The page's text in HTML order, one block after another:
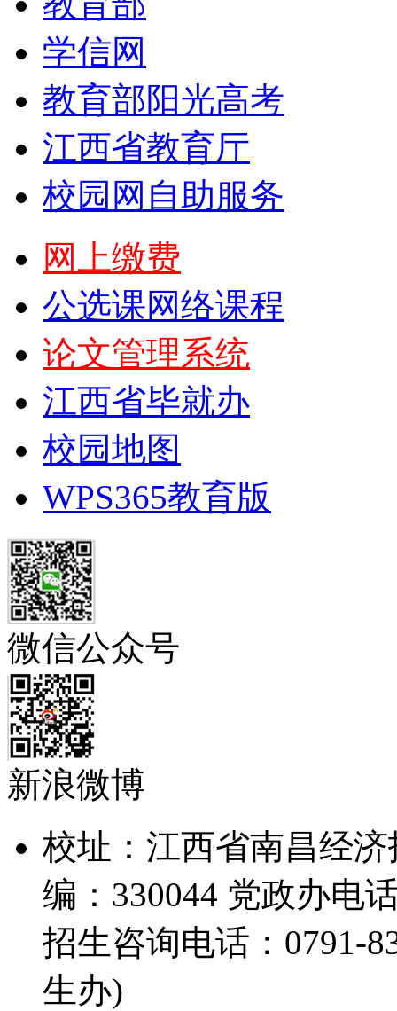
学信网
教育部阳光高考
江西省教育厅
校园网自助服务
网上缴费
公选课网络课程
论文管理系统
江西省毕就办
校园地图
WPS365教育版
微信公众号
新浪微博
校址：江西省南昌经
编：330044 党政办电
招生咨询电话：0791-
生办)